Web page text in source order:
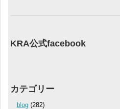
KRA公式facebook
カテゴリー
blog (282)